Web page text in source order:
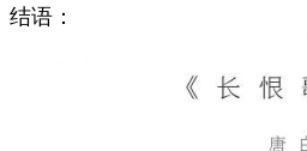
结语：